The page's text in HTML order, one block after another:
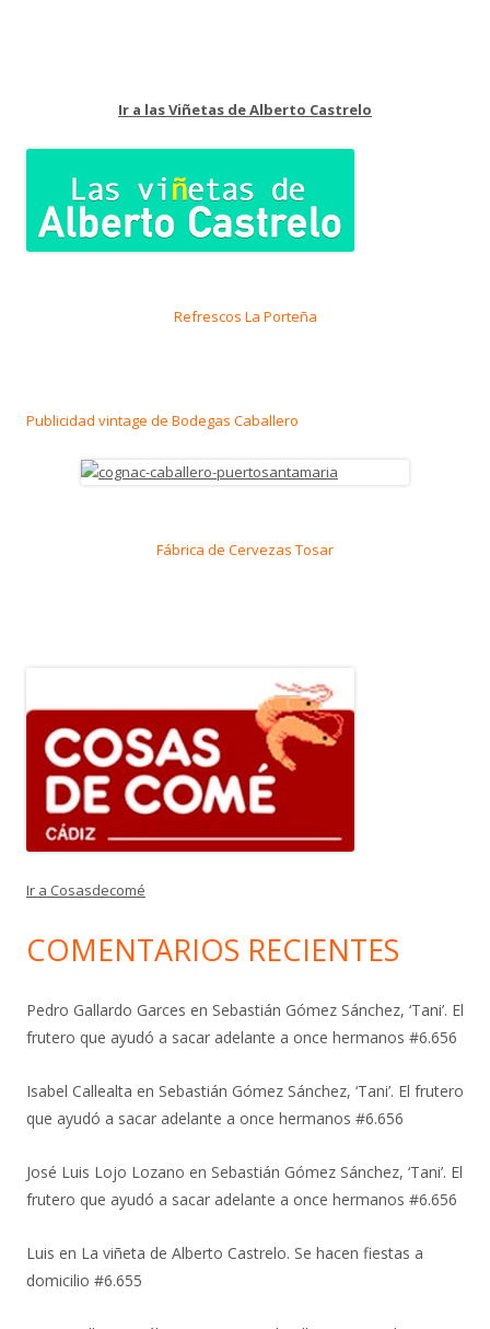
Ir a las Viñetas de Alberto Castrelo
Refrescos La Porteña
Publicidad vintage de Bodegas Caballero
Fábrica de Cervezas Tosar
Ir a Cosasdecomé
COMENTARIOS RECIENTES
Pedro Gallardo Garces en Sebastián Gómez Sánchez, ‘Tani’. El
frutero que ayudó a sacar adelante a once hermanos #6.656
Isabel Callealta en Sebastián Gómez Sánchez, ‘Tani’. El frutero
que ayudó a sacar adelante a once hermanos #6.656
José Luis Lojo Lozano en Sebastián Gómez Sánchez, ‘Tani’. El
frutero que ayudó a sacar adelante a once hermanos #6.656
Luis en La viñeta de Alberto Castrelo. Se hacen fiestas a
domicilio #6.655